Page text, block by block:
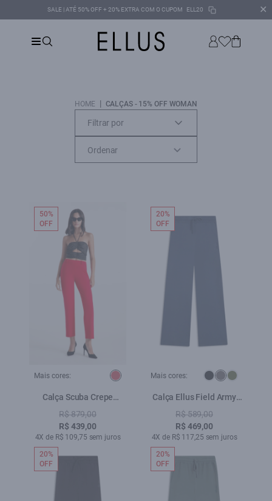
SALE | ATÉ 50% OFF + 20% EXTRA COM O CUPOM ELL20 ✕
HOME | CALÇAS - 15% OFF WOMAN
Filtrar por
Mais cores:
Calça Scuba Crepe
Trapezio Vermelho
R$ 879,00
R$ 439,00
4X de R$ 109,75 sem juros
50%
OFF
Mais cores:
Calça Ellus Field Army
Wide Leg Petroleo
R$ 589,00
R$ 469,00
4X de R$ 117,25 sem juros
20%
OFF
20%
OFF
20%
OFF